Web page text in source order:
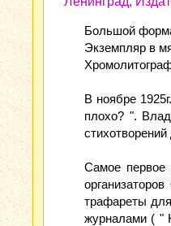
Большой
Экземпляр в
В ноябре
плохо? ".
Самое первое
трафареты
журналами ( "